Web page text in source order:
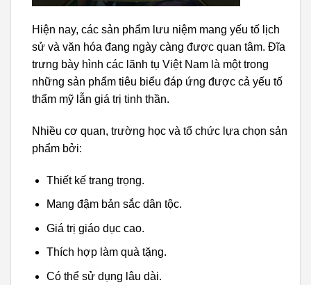
Hiện nay, các sản phẩm lưu niệm mang yếu tố lịch
sử và văn hóa đang ngày càng được quan tâm. Đĩa
trưng bày hình các lãnh tụ Việt Nam là một trong
những sản phẩm tiêu biểu đáp ứng được cả yếu tố
thẩm mỹ lẫn giá trị tinh thần.
Nhiều cơ quan, trường học và tổ chức lựa chọn sản
phẩm bởi:
Thiết kế trang trọng.
Mang đậm bản sắc dân tộc.
Giá trị giáo dục cao.
Thích hợp làm quà tặng.
Có thể sử dụng lâu dài.